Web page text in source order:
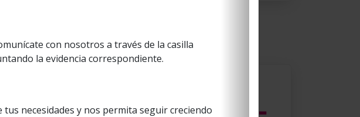
con nosotros a través de la casilla
la evidencia correspondiente.
necesidades y nos permita seguir creciendo